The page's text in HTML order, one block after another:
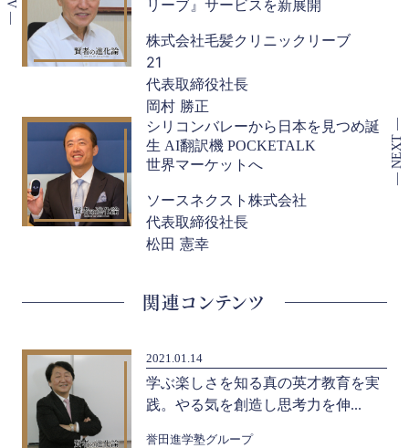
リーブ』サービスを新展開
株式会社毛髪クリニックリーブ
21
代表取締役社長
岡村 勝正
シリコンバレーから日本を見つめ誕
生 AI翻訳機 POCKETALK
世界マーケットへ
ソースネクスト株式会社
代表取締役社長
松田 憲幸
関連コンテンツ
2021.01.14
学ぶ楽しさを知る真の英才教育を実
践。やる気を創造し思考力を伸...
誉田進学塾グループ